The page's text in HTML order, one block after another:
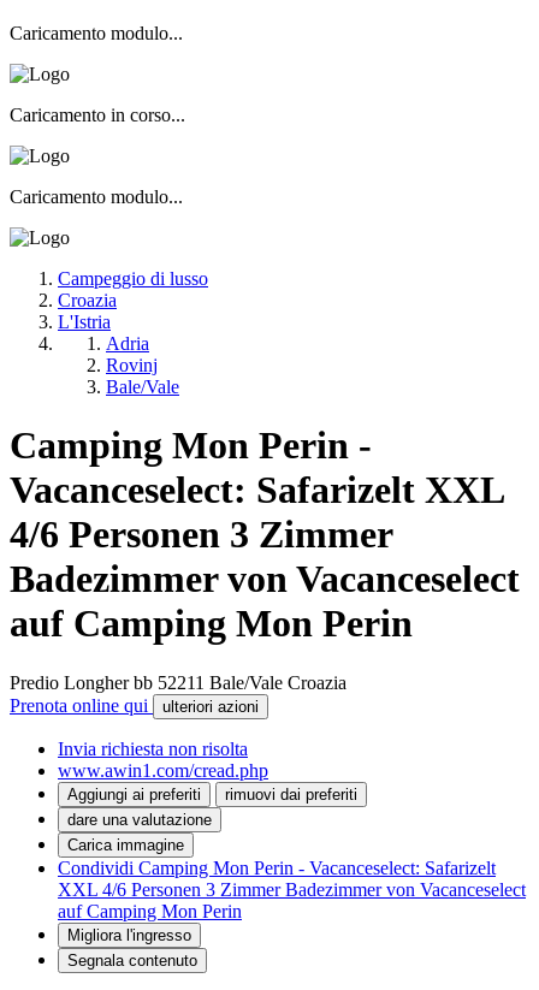
Caricamento modulo...
Caricamento in corso...
Caricamento modulo...
Campeggio di lusso
Croazia
L'Istria
Adria
Rovinj
Bale/Vale
Camping Mon Perin -
Vacanceselect: Safarizelt XXL
4/6 Personen 3 Zimmer
Badezimmer von Vacanceselect
auf Camping Mon Perin
Predio Longher bb 52211 Bale/Vale Croazia
Prenota online qui
ulteriori azioni
Invia richiesta non risolta
www.awin1.com/cread.php
Aggiungi ai preferiti
rimuovi dai preferiti
dare una valutazione
Carica immagine
Condividi Camping Mon Perin - Vacanceselect: Safarizelt
XXL 4/6 Personen 3 Zimmer Badezimmer von Vacanceselect
auf Camping Mon Perin
Migliora l'ingresso
Segnala contenuto